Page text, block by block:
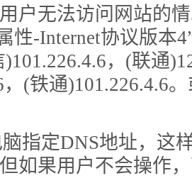
户无法访问网站的
性-Internet协议版本
，(联通
，(铁通)101.226.4.6
指定DNS地址，这
如果用户不会操作